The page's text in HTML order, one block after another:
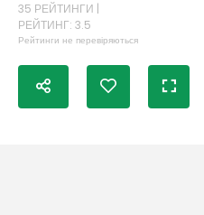
35 РЕЙТИНГИ |
РЕЙТИНГ: 3.5
Рейтинги не перевіряються